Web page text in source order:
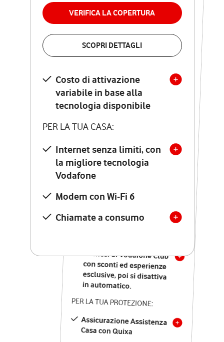
VERIFICA LA COPERTURA
SCOPRI DETTAGLI
Costo di attivazione
variabile in base alla
tecnologia disponibile
PER LA TUA CASA:
Internet senza limiti, con
la migliore tecnologia
Vodafone
Modem con Wi-Fi 6
Chiamate a consumo
permanenza
VERIFICA LA COPERTURA
Costo di attivazione
variabile in base alla
tecnologia disponibile
PER LA TUA CASA:
Internet senza limiti, con
la migliore tecnologia
Vodafone
Modem Seven con Wi-Fi 7
Chiamate illimitate verso
numeri fissi e mobili
nazionali
12 mesi di Vodafone Club
con sconti ed esperienze
esclusive, poi si disattiva
in automatico.
PER LA TUA PROTEZIONE:
Assicurazione Assistenza
Casa con Quixa